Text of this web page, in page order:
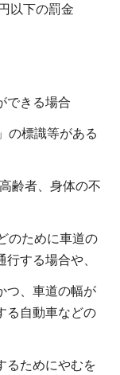
以下の罰金
きる場合
の標識等がある
齢者、身体の不
のために車道の
する場合や、
、車道の幅が
る自動車などの
ためにやむを